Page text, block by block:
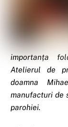
importanța
Atelierul de
doamna
manufacturi de
parohiei.